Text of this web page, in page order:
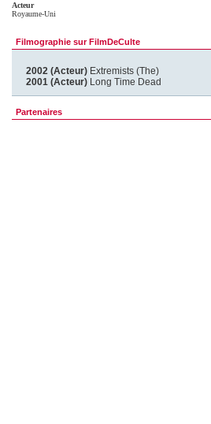
Acteur
Royaume-Uni
Filmographie sur FilmDeCulte
2002 (Acteur) Extremists (The)
2001 (Acteur) Long Time Dead
Partenaires